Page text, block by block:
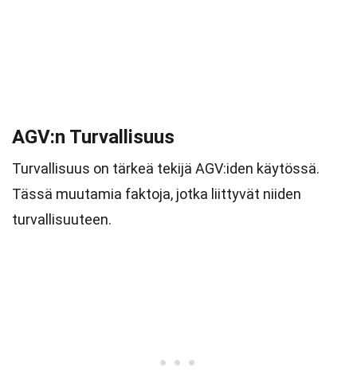
AGV:n Turvallisuus
Turvallisuus on tärkeä tekijä AGV:iden käytössä.
Tässä muutamia faktoja, jotka liittyvät niiden
turvallisuuteen.